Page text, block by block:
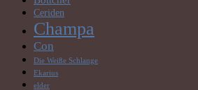
Ceriden
Champa
Con
Die Weiße Schlange
Ekarius
elder